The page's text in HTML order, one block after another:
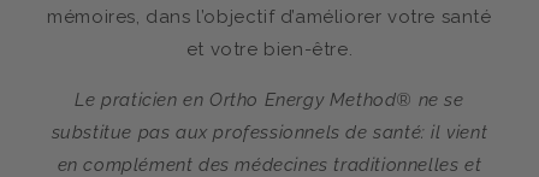
mémoires, dans l’objectif d’améliorer votre santé
et votre bien-être.
Le praticien en Ortho Energy Method® ne se
substitue pas aux professionnels de santé: il vient
en complément des médecines traditionnelles et